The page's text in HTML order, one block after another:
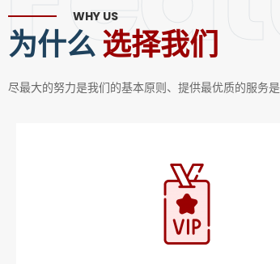
WHY US
为什么选择我们
尽最大的努力是我们的基本原则、提供最优质的服务